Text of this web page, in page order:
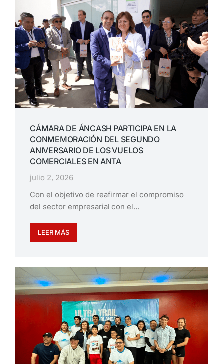
CÁMARA DE ÁNCASH PARTICIPA EN LA
CONMEMORACIÓN DEL SEGUNDO
ANIVERSARIO DE LOS VUELOS
COMERCIALES EN ANTA
julio 2, 2026
Con el objetivo de reafirmar el compromiso
del sector empresarial con el…
LEER MÁS